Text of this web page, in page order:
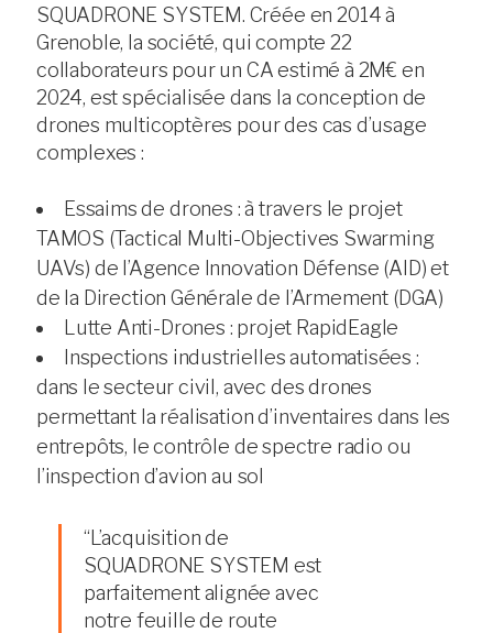
SQUADRONE SYSTEM. Créée en 2014 à
Grenoble, la société, qui compte 22
collaborateurs pour un CA estimé à 2M€ en
2024, est spécialisée dans la conception de
drones multicoptères pour des cas d’usage
complexes :
Essaims de drones : à travers le projet
TAMOS (Tactical Multi-Objectives Swarming
UAVs) de l’Agence Innovation Défense (AID) et
de la Direction Générale de l’Armement (DGA)
Lutte Anti-Drones : projet RapidEagle
Inspections industrielles automatisées :
dans le secteur civil, avec des drones
permettant la réalisation d’inventaires dans les
entrepôts, le contrôle de spectre radio ou
l’inspection d’avion au sol
“L’acquisition de
SQUADRONE SYSTEM est
parfaitement alignée avec
notre feuille de route